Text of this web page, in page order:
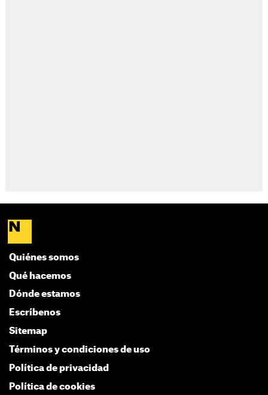
Quiénes somos
Qué hacemos
Dónde estamos
Escríbenos
Sitemap
Términos y condiciones de uso
Política de privacidad
Política de cookies